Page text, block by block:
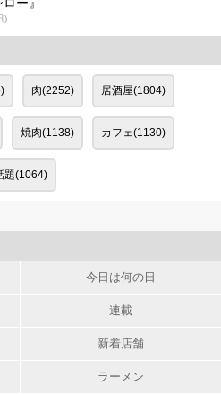
ー』
)
肉(2252) 居酒屋(1804)
焼肉(1138) カフェ(1130)
題(1064)
今日は何の日
連載
新着店舗
ラーメン